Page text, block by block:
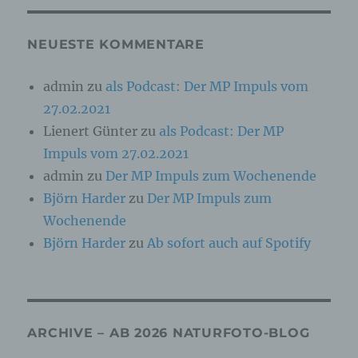
NEUESTE KOMMENTARE
admin zu als Podcast: Der MP Impuls vom
27.02.2021
Lienert Günter zu als Podcast: Der MP
Impuls vom 27.02.2021
admin zu Der MP Impuls zum Wochenende
Björn Harder zu Der MP Impuls zum
Wochenende
Björn Harder zuAb sofort auch auf Spotify
ARCHIVE – AB 2026 NATURFOTO-BLOG
besonderen Merkmalen, die Ausdruck der
psychischen, wirtschaftlichen, kulturellen oder
b) betroffene Person
Betroffene Person ist jede identifizierte oder
identifizierbare natürliche Person, deren
personenbezogene Daten von dem für die
Verarbeitung Verantwortlichen verarbeitet
werden.
oder jede solche Vorgangsreihe im